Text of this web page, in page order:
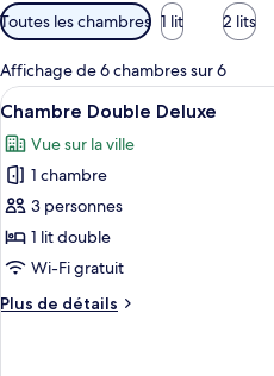
Filtres
disponibles
pour
les
chambres
Toutes les chambres 1 lit 2 lits
Affichage de 6 chambres sur 6
Afficher
toutes
les
photos
pour
ce
type
chambre :
8
Chambre Double Deluxe
Vue sur la ville
1 chambre
3 personnes
1 lit double
Wi-Fi gratuit
Plus de détails
Plus